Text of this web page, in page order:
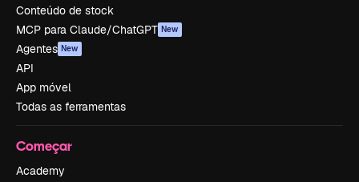
Conteúdo de stock
MCP para Claude/ChatGPT New
Agentes New
API
App móvel
Todas as ferramentas
Começar
Academy